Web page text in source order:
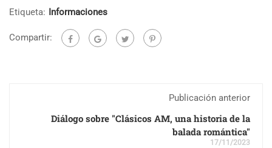
Etiqueta: Informaciones
Compartir:
Publicación anterior
Diálogo sobre "Clásicos AM, una historia de la
balada romántica"
17/11/2023